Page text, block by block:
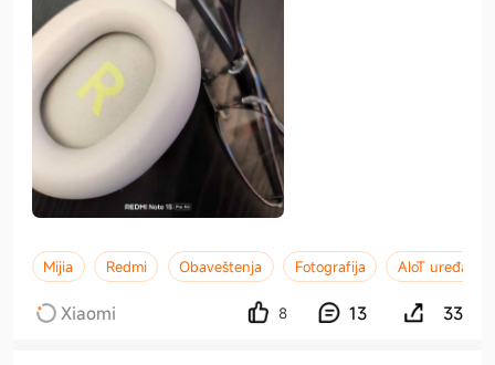
Mijia Redmi Obaveštenja Fotografija AIoT uređaji
Xiaomi 8 13 33